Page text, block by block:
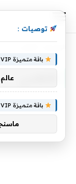
توصيات :
باقة متميزة VIP (كود: AA86842):
باقة متميزة VIP (كود: AA26790):